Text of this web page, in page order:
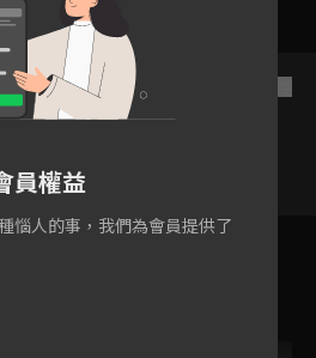
146 147 148
員權益
惱人的事，我們為會員提供了